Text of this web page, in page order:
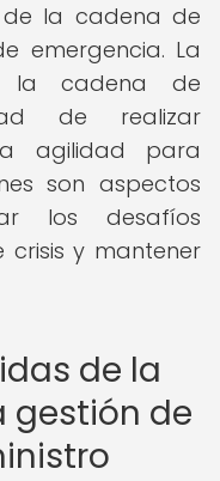
la cadena de
emergencia. La
la cadena de
de realizar
agilidad para
son aspectos
los desafíos
crisis y mantener
de la
gestión de